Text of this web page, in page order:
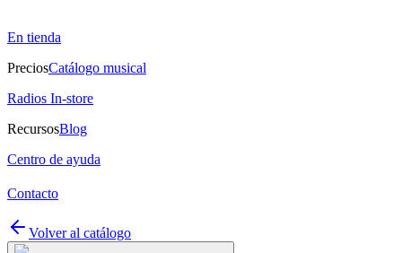
En tienda
PreciosCatálogo musical
Radios In-store
RecursosBlog
Centro de ayuda
Contacto
Volver al catálogo